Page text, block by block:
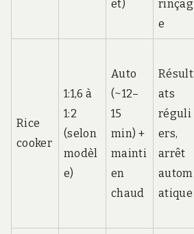
et)
rinçag
e
Rice
cooker
1:1,6 à
1:2
(selon
modèl
e)
Auto
(~12–
15
min) +
mainti
en
chaud
Résult
ats
réguli
ers,
arrêt
autom
atique